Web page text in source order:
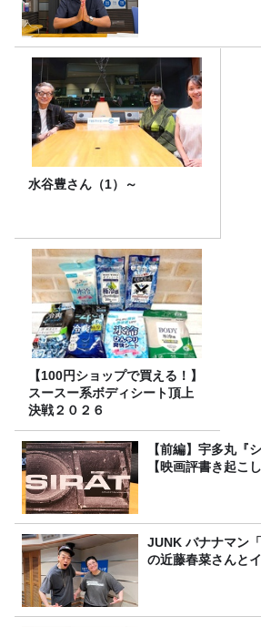
水谷豊さん（1）～
【100円ショップで買える！】
スースー系ボディシート頂上
決戦２０２６
【前編】宇多丸『
【映画評書き起こ
JUNK バナナマン「約３か月ぶりに登場
の近藤春菜さんと